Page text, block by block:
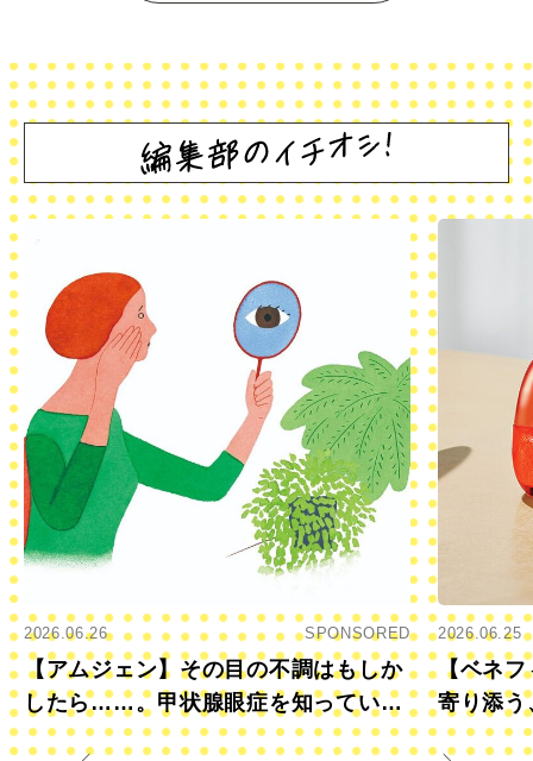
2026.06.26 SPONSORED
【アムジェン】その目の不調はもしか
したら……。甲状腺眼症を知っていま
すか？
2026.06.25
【ベネフ
寄り添う
きに